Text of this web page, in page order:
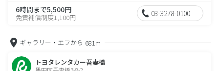
6時間まで5,500円
免責補償制度1,100円 03-3278-0100
ギャラリー・エフから 681m
トヨタレンタカー吾妻橋